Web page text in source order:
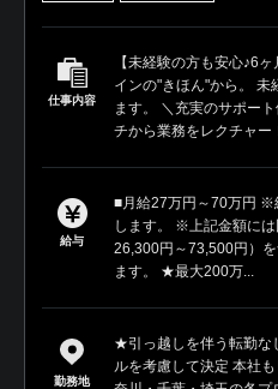
仕事内容
【未経験の方も安心♪6
インの"きほん"から。 未
ます。 ＼充実のサポー
チから業務をレクチャー
給与
■月給27万円～70万円 ※
します。 ※上記金額に
26,300円～73,500円）
ます。 ★最大200万...
勤務地
★引っ越しを伴う転勤な
ルを考慮して決定 本社